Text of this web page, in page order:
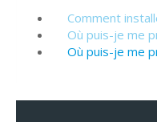
Comment
Où puis-je me
Où puis-je me